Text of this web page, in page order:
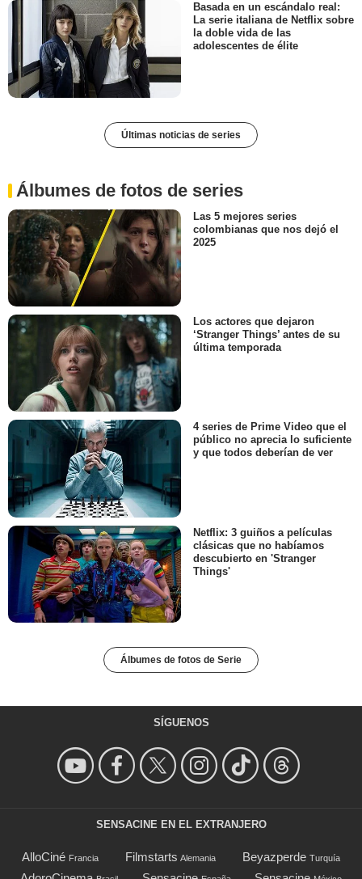
Basada en un escándalo real:
La serie italiana de Netflix sobre
la doble vida de las
adolescentes de élite
Últimas noticias de series
Álbumes de fotos de series
Las 5 mejores series
colombianas que nos dejó el
2025
Los actores que dejaron
‘Stranger Things’ antes de su
última temporada
4 series de Prime Video que el
público no aprecia lo suficiente
y que todos deberían de ver
Netflix: 3 guiños a películas
clásicas que no habíamos
descubierto en 'Stranger
Things'
Álbumes de fotos de Serie
SÍGUENOS
SENSACINE EN EL EXTRANJERO
AlloCiné Francia Filmstarts Alemania Beyazperde Turquía